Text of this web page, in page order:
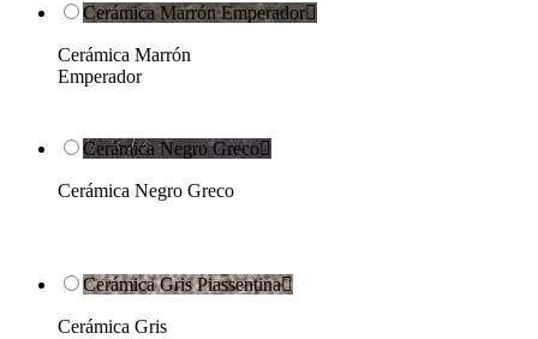
Cerámica Marrón Emperador
Cerámica Marrón
Emperador
Cerámica Negro Greco
Cerámica Negro Greco
Cerámica Gris Piassentina
Cerámica Gris